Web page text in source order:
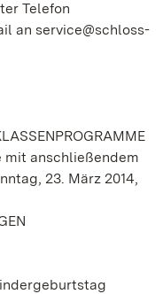
Telefon
an service@schloss-
mit anschließendem
23. März 2014,